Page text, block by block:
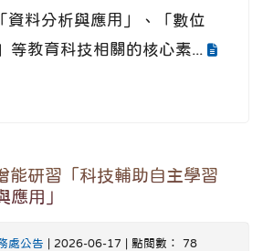
資料分析與應用」、「數位
等教育科技相關的核心素...
能研習「科技輔助自主學習
應用」
處公告 | 2026-06-17 | 點閱數： 78